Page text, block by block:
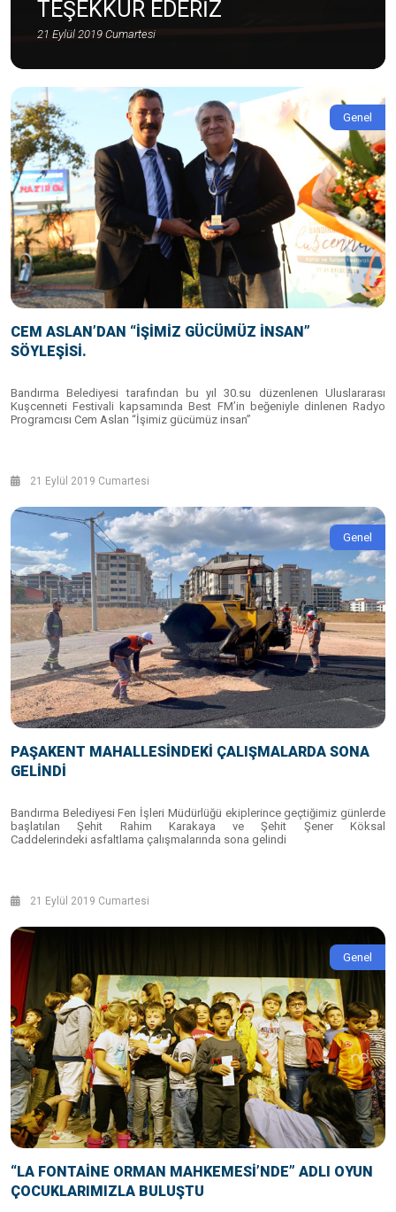
TEŞEKKÜR EDERİZ
21 Eylül 2019 Cumartesi
Genel
CEM ASLAN’DAN “İŞİMİZ GÜCÜMÜZ İNSAN”
SÖYLEŞİSİ.
Bandırma Belediyesi tarafından bu yıl 30.su düzenlenen Uluslararası
Kuşcenneti Festivali kapsamında Best FM’in beğeniyle dinlenen Radyo
Programcısı Cem Aslan “İşimiz gücümüz insan”
21 Eylül 2019 Cumartesi
Genel
PAŞAKENT MAHALLESİNDEKİ ÇALIŞMALARDA SONA
GELİNDİ
Bandırma Belediyesi Fen İşleri Müdürlüğü ekiplerince geçtiğimiz günlerde
başlatılan Şehit Rahim Karakaya ve Şehit Şener Köksal
Caddelerindeki asfaltlama çalışmalarında sona gelindi
21 Eylül 2019 Cumartesi
Genel
“LA FONTAİNE ORMAN MAHKEMESİ’NDE” ADLI OYUN
ÇOCUKLARIMIZLA BULUŞTU